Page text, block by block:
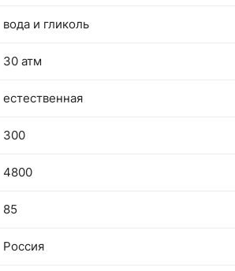
вода и гликоль
30 атм
естественная
300
4800
85
Россия